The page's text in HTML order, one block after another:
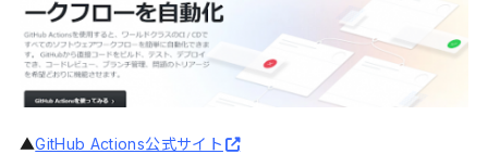
▲GitHub Actions公式サイト